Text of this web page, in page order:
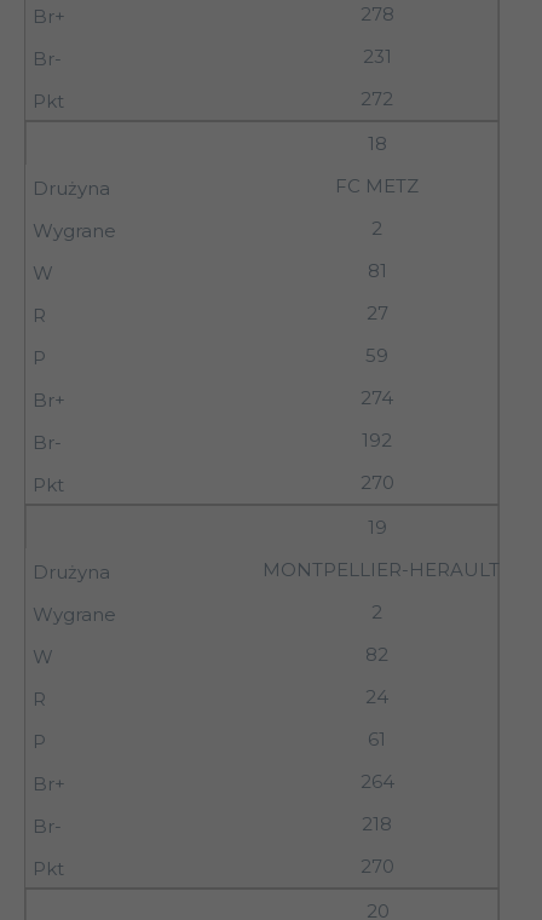
278
231
272
18
FC METZ
2
81
27
59
274
192
270
19
MONTPELLIER-HERAULT SC
2
82
24
61
264
218
270
20